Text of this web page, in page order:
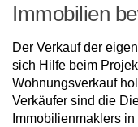
Immobilien
Der Verkauf der
sich Hilfe beim
Wohnungsverkauf
Verkäufer sind die
Immobilienmaklers